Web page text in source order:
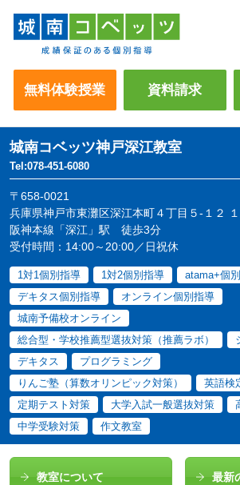
無料体験授業 資料請求
城南コベッツ神戸深江教室
Tel:078-451-6080
〒658-0021
兵庫県神戸市東灘区深江本町４丁目５-１２
阪神本線「深江」駅 徒歩3分
受付時間：14:00～20:00／日祝休
1対1個別指導 1対2個別指導
atama+個
デキタス個別指導
オンライン個別指導
城南予備校オンライン
総合型・学校推薦型選抜対策（推薦ラボ）
デキタス
プログラミング
りんご塾（算数オリンピック対策）
英語検
定期テスト対策
大学入試一般選抜対策
中学受験対策
作文教室
教室について 最新